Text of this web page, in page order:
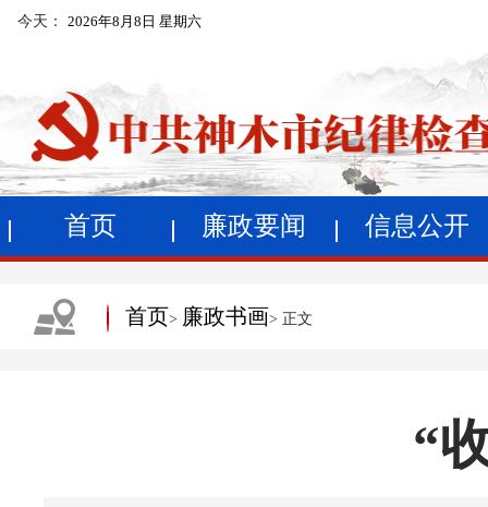
今天： 2026年8月8日 星期六
首页 廉政要闻 信息公开
首页> 廉政书画> 正文
“